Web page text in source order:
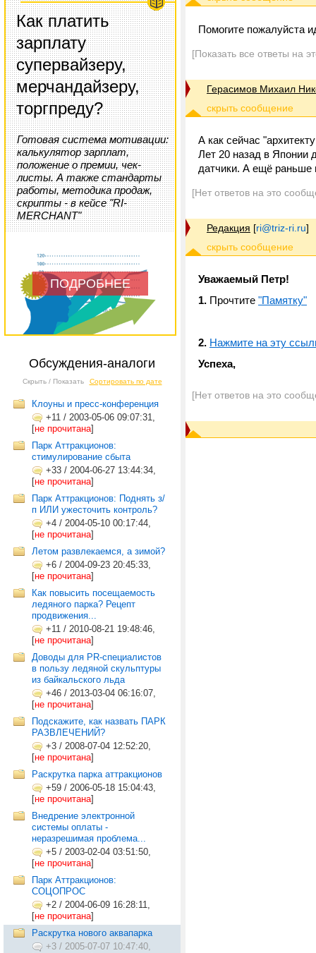
Как платить
зарплату
супервайзеру,
мерчандайзеру,
торгпреду?
Готовая система мотивации:
калькулятор зарплат,
положение о премии, чек-
листы. А также стандарты
работы, методика продаж,
скрипты - в кейсе "RI-
MERCHANT"
ПОДРОБНЕЕ
Обсуждения-аналоги
Скрыть / Показать Сортировать по дате
Клоуны и пресс-конференция
+11 / 2003-05-06 09:07:31,
[не прочитана]
Парк Аттракционов:
стимулирование сбыта
+33 / 2004-06-27 13:44:34,
[не прочитана]
Парк Аттракционов: Поднять з/
п ИЛИ ужесточить контроль?
+4 / 2004-05-10 00:17:44,
[не прочитана]
Летом развлекаемся, а зимой?
+6 / 2004-09-23 20:45:33,
[не прочитана]
Как повысить посещаемость
ледяного парка? Рецепт
продвижения...
+11 / 2010-08-21 19:48:46,
[не прочитана]
Доводы для PR-специалистов
в пользу ледяной скульптуры
из байкальского льда
+46 / 2013-03-04 06:16:07,
[не прочитана]
Подскажите, как назвать ПАРК
РАЗВЛЕЧЕНИЙ?
+3 / 2008-07-04 12:52:20,
[не прочитана]
Раскрутка парка аттракционов
+59 / 2006-05-18 15:04:43,
[не прочитана]
Внедрение электронной
системы оплаты -
неразрешимая проблема...
+5 / 2003-02-04 03:51:50,
[не прочитана]
Парк Аттракционов:
СОЦОПРОС
+2 / 2004-06-09 16:28:11,
[не прочитана]
Раскрутка нового аквапарка
+3 / 2005-07-07 10:47:40,
Помогите пожалуйста
[Показать все ответы на
Герасимов Михаил
А как сейчас
Лет 20 назад в Японии
датчики. А ещё раньше
[Нет ответов на это
Редакция [ri@triz-ri.ru]
Уважаемый Петр!
1. Прочтите "Памятку"
2. Нажмите на эту
Успеха,
[Нет ответов на это